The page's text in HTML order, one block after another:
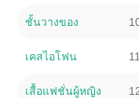
ชั้นวางของ
เคสไอโฟน 11
เสื้อแฟชั่นผู้หญิง